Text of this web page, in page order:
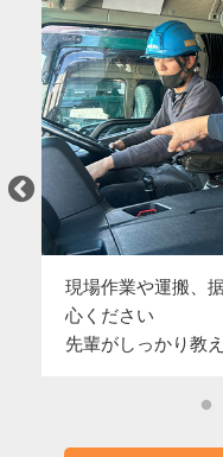
現場作業や運搬、
心ください
先輩がしっかり教